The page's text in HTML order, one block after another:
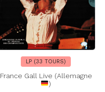
LP (33 TOURS)
France Gall Live (Allemagne
)